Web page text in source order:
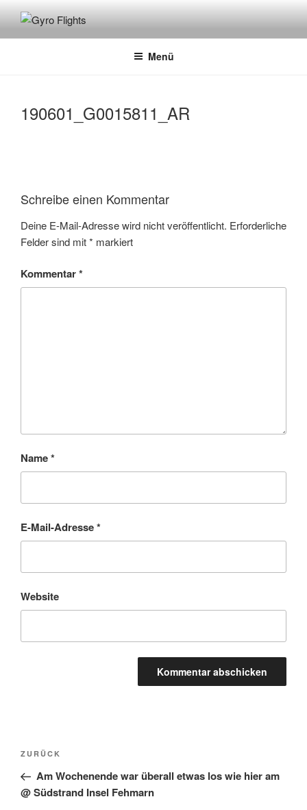
GYRO FLIGHTS
Rundflüge mit dem Gyrocopter
Menü
190601_G0015811_AR
Schreibe einen Kommentar
Deine E-Mail-Adresse wird nicht veröffentlicht. Erforderliche
Felder sind mit* markiert
Kommentar*
Name*
E-Mail-Adresse*
Website
ZURÜCK
Am Wochenende war überall etwas los wie hier am
@ Südstrand Insel Fehmarn